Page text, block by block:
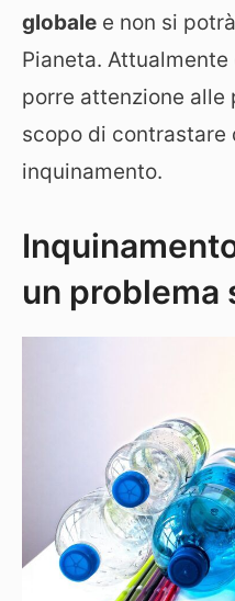
globale e non si
Pianeta.
porre attenzione alle
scopo di contrastare
inquinamento.
un problema